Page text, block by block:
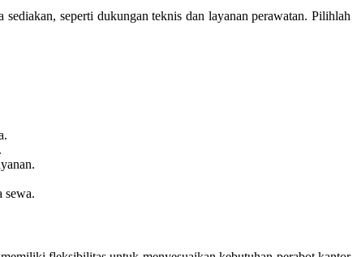
seperti dukungan teknis dan layanan perawatan. Pilihlah
sewa.